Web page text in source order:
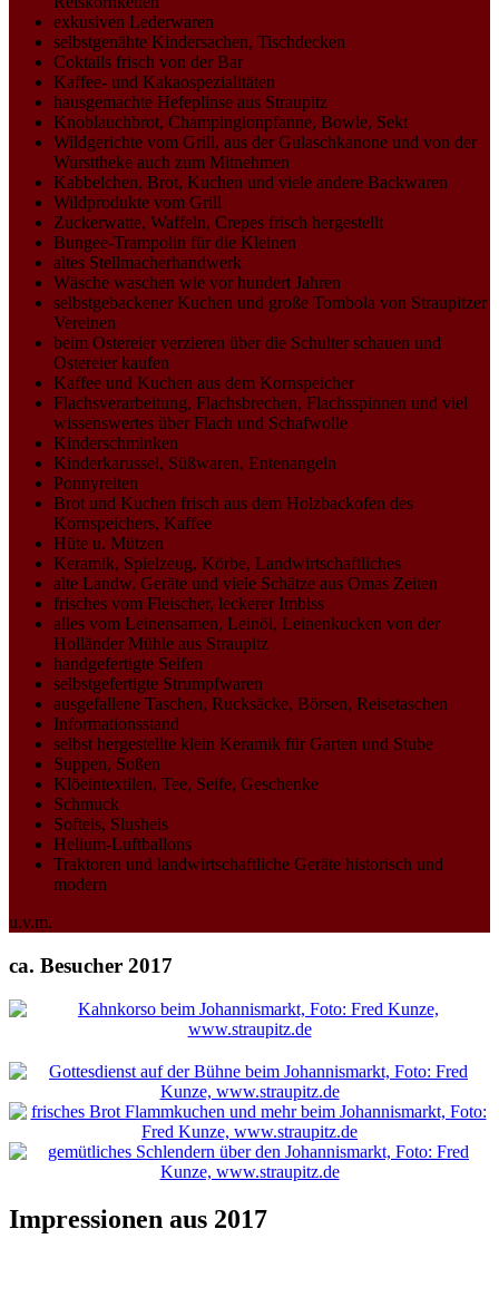
exkusiven Lederwaren
selbstgenähte Kindersachen, Tischdecken
Coktails frisch von der Bar
Kaffee- und Kakaospezialitäten
hausgemachte Hefeplinse aus Straupitz
Knoblauchbrot, Champingionpfanne, Bowle, Sekt
Wildgerichte vom Grill, aus der Gulaschkanone und von der
Wursttheke auch zum Mitnehmen
Kabbelchen, Brot, Kuchen und viele andere Backwaren
Wildprodukte vom Grill
Zuckerwatte, Waffeln, Crepes frisch hergestellt
Bungee-Trampolin für die Kleinen
altes Stellmacherhandwerk
Wäsche waschen wie vor hundert Jahren
selbstgebackener Kuchen und große Tombola von Straupitzer
Vereinen
beim Ostereier verzieren über die Schulter schauen und
Ostereier kaufen
Kaffee und Kuchen aus dem Kornspeicher
Flachsverarbeitung, Flachsbrechen, Flachsspinnen und viel
wissenswertes über Flach und Schafwolle
Kinderschminken
Kinderkarussel, Süßwaren, Entenangeln
Ponnyreiten
Brot und Kuchen frisch aus dem Holzbackofen des
Kornspeichers, Kaffee
Hüte u. Mützen
Keramik, Spielzeug, Körbe, Landwirtschaftliches
alte Landw. Geräte und viele Schätze aus Omas Zeiten
frisches vom Fleischer, leckerer Imbiss
alles vom Leinensamen, Leinöl, Leinenkucken von der
Holländer Mühle aus Straupitz
handgefertigte Seifen
selbstgefertigte Strumpfwaren
ausgefallene Taschen, Rucksäcke, Börsen, Reisetaschen
Informationsstand
selbst hergestellte klein Keramik für Garten und Stube
Suppen, Soßen
Klöeintextilen, Tee, Seife, Geschenke
Schmuck
Softeis, Slusheis
Helium-Luftballons
Traktoren und landwirtschaftliche Geräte historisch und
modern
u.v.m.
ca. Besucher 2017
Impressionen aus 2017